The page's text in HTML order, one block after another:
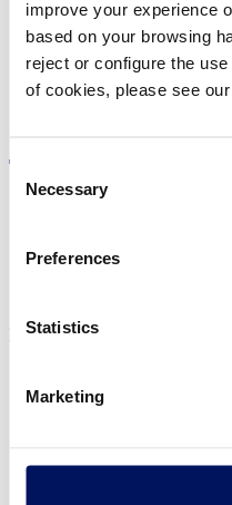
improve your experience
based on your browsing
reject or configure the
of cookies, please see our
Consent
Selection
Necessary
Preferences
Statistics
Marketing
Política de privadesa
Fluidra S.A. 2025